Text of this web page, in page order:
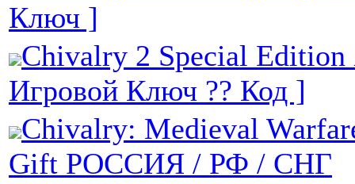
Ключ ]
Chivalry 2 Special
Игровой Ключ ?? Код ]
Chivalry: Medieval
Gift РОССИЯ / РФ / СНГ